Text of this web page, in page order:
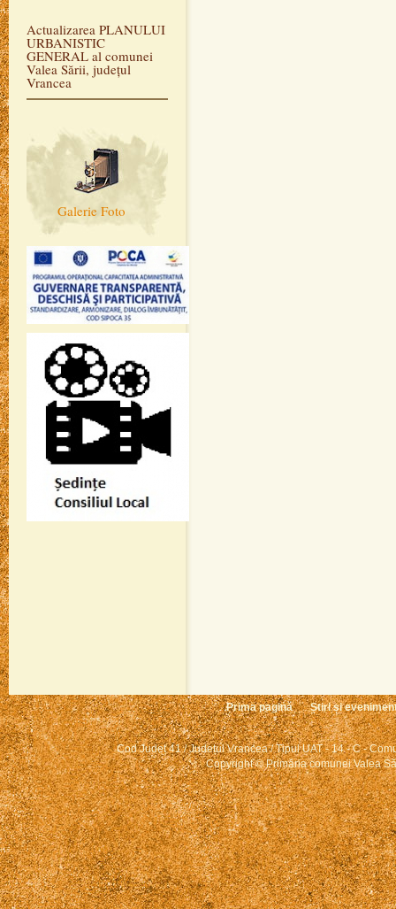
Actualizarea PLANULUI
URBANISTIC
GENERAL al comunei
Valea Sării, județul
Vrancea
Galerie Foto
Prima pagină Știri și
Cod Județ 41 / Județul Vrancea / Tipul UAT - 14 - C -
Copyright © Primăria comunei Valea